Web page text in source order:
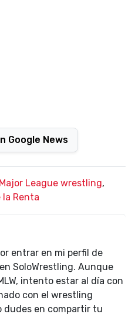
Google News
Major League wrestling,
la Renta
entrar en mi perfil de
SoloWrestling. Aunque
intento estar al día con
con el wrestling
dudes en compartir tu